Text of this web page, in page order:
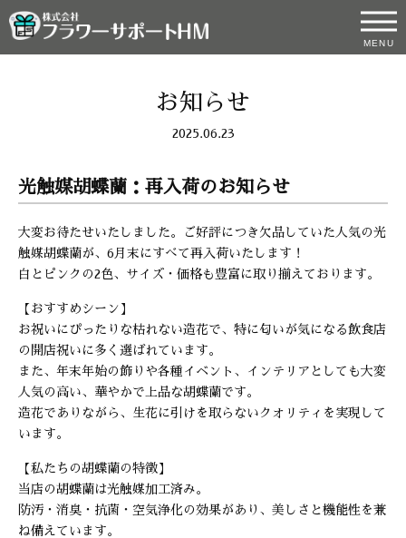
お知らせ
2025.06.23
光触媒胡蝶蘭：再入荷のお知らせ
大変お待たせいたしました。ご好評につき欠品していた人気の光
触媒胡蝶蘭が、6月末にすべて再入荷いたします！
白とピンクの2色、サイズ・価格も豊富に取り揃えております。
【おすすめシーン】
お祝いにぴったりな枯れない造花で、特に匂いが気になる飲食店
の開店祝いに多く選ばれています。
また、年末年始の飾りや各種イベント、インテリアとしても大変
人気の高い、華やかで上品な胡蝶蘭です。
造花でありながら、生花に引けを取らないクオリティを実現して
います。
【私たちの胡蝶蘭の特徴】
当店の胡蝶蘭は光触媒加工済み。
防汚・消臭・抗菌・空気浄化の効果があり、美しさと機能性を兼
ね備えています。
MENU